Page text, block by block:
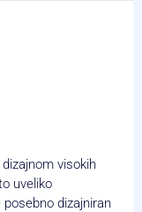
visokih
uveliko
dizajniran